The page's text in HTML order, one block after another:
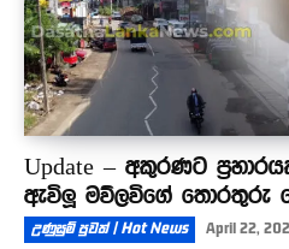
Update – අකුරණට
ඇවිලූ මව්ලවිගේ තොරතුරු
උණුසුම් පුවත් | Hot News April 22,